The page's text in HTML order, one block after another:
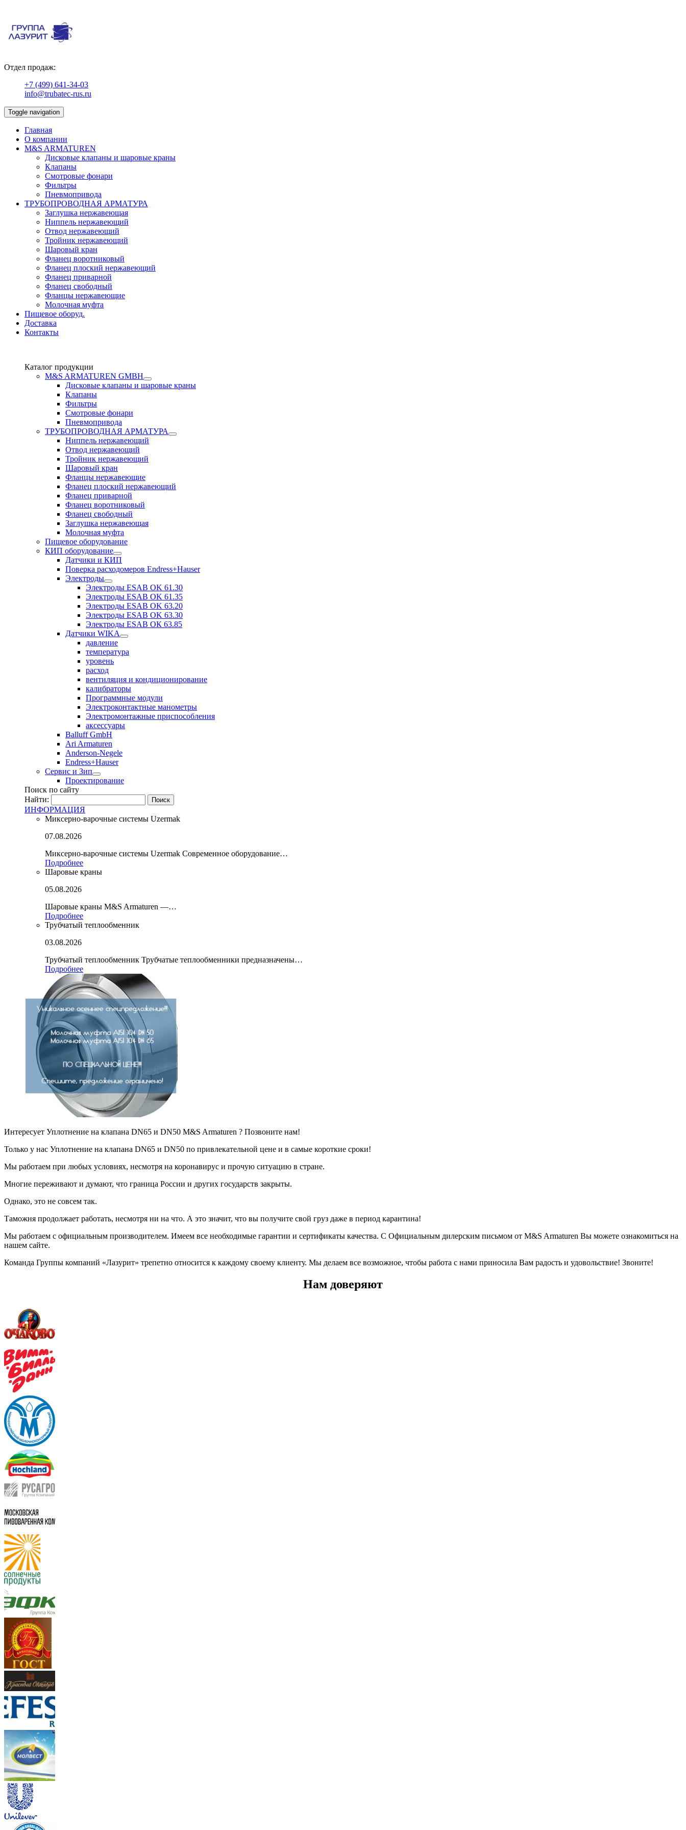
Отдел продаж:
+7 (499) 641-34-03
info@trubatec-rus.ru
Toggle navigation
Главная
О компании
М&S ARMATUREN
Дисковые клапаны и шаровые краны
Клапаны
Смотровые фонари
Фильтры
Пневмопривода
ТРУБОПРОВОДНАЯ АРМАТУРА
Заглушка нержавеющая
Ниппель нержавеющий
Отвод нержавеющий
Тройник нержавеющий
Шаровый кран
Фланец воротниковый
Фланец плоский нержавеющий
Фланец приварной
Фланец свободный
Фланцы нержавеющие
Молочная муфта
Пищевое оборуд.
Доставка
Контакты
Каталог продукции
М&S ARMATUREN GMBH
Дисковые клапаны и шаровые краны
Клапаны
Фильтры
Смотровые фонари
Пневмопривода
ТРУБОПРОВОДНАЯ АРМАТУРА
Ниппель нержавеющий
Отвод нержавеющий
Тройник нержавеющий
Шаровый кран
Фланцы нержавеющие
Фланец плоский нержавеющий
Фланец приварной
Фланец воротниковый
Фланец свободный
Заглушка нержавеющая
Молочная муфта
Пищевое оборудование
КИП оборудование
Датчики и КИП
Поверка расходомеров Endress+Hauser
Электроды
Электроды ESAB OK 61.30
Электроды ESAB OK 61.35
Электроды ESAB OK 63.20
Электроды ESAB OK 63.30
Электроды ESAB ОК 63.85
Датчики WIKA
давление
температура
уровень
расход
вентиляция и кондиционирование
калибраторы
Программные модули
Электроконтактные манометры
Электромонтажные приспособления
аксессуары
Balluff GmbH
Ari Armaturen
Anderson-Negele
Endress+Hauser
Сервис и Зип
Проектирование
Поиск по сайту
Найти:
ИНФОРМАЦИЯ
Миксерно-варочные системы Uzermak
07.08.2026
Миксерно-варочные системы Uzermak Современное оборудование…
Подробнее
Шаровые краны
05.08.2026
Шаровые краны M&S Armaturen —…
Подробнее
Трубчатый теплообменник
03.08.2026
Трубчатый теплообменник Трубчатые теплообменники предназначены…
Подробнее
Интересует Уплотнение на клапана DN65 и DN50 M&S Armaturen ? Позвоните нам!
Только у нас Уплотнение на клапана DN65 и DN50 по привлекательной цене и в самые короткие сроки!
Мы работаем при любых условиях, несмотря на коронавирус и прочую ситуацию в стране.
Многие переживают и думают, что граница России и других государств закрыты.
Однако, это не совсем так.
Таможня продолжает работать, несмотря ни на что. А это значит, что вы получите свой груз даже в период карантина!
Мы работаем с официальным производителем. Имеем все необходимые гарантии и сертификаты качества. С Официальным дилерским письмом от M&S Armaturen Вы можете ознакомиться на
нашем сайте.
Команда Группы компаний «Лазурит» трепетно относится к каждому своему клиенту. Мы делаем все возможное, чтобы работа с нами приносила Вам радость и удовольствие! Звоните!
Нам доверяют